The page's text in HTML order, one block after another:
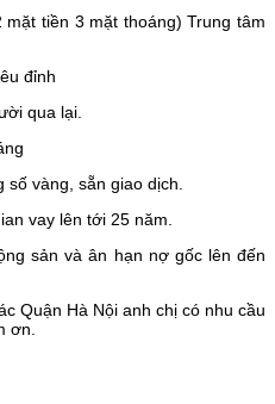
tiền 3 mặt thoáng) Trung tâm
đỉnh
qua lại.
vàng, sẵn giao dịch.
vay lên tới 25 năm.
sản và ân hạn nợ gốc lên đến
Quận Hà Nội anh chị có nhu cầu
ơn.